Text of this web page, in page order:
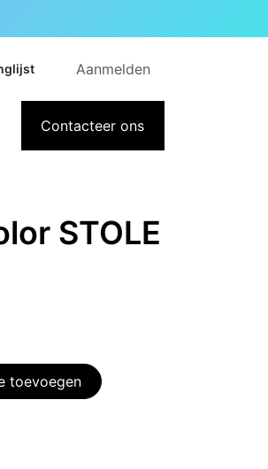
Aanmelden
IntermediContacteer ons
STOLE
toevoegen